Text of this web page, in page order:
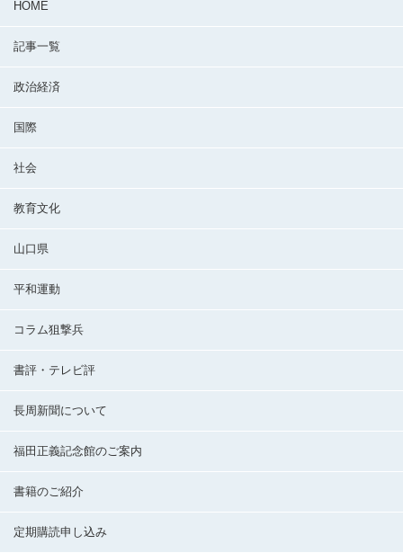
HOME
記事一覧
政治経済
国際
社会
教育文化
山口県
平和運動
コラム狙撃兵
書評・テレビ評
長周新聞について
福田正義記念館のご案内
書籍のご紹介
定期購読申し込み